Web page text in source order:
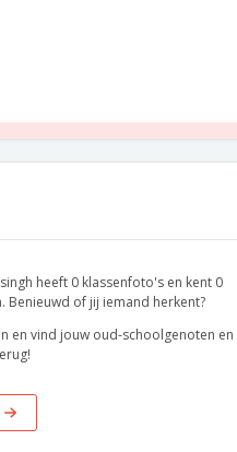
heeft 0 klassenfoto's en kent 0
Benieuwd of jij iemand herkent?
en vind jouw oud-schoolgenoten en